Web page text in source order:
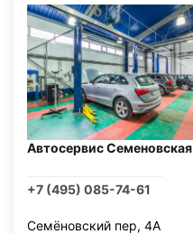
Автосервис Семеновская
+7 (495) 085-74-61
Семёновский пер, 4А